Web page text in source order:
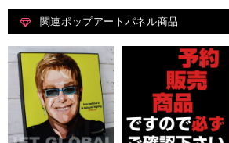
関連ポップアートパネル商品